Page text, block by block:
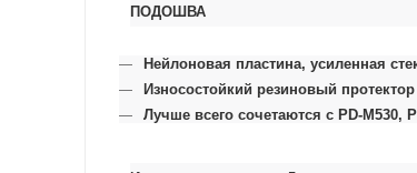
ПОДОШВА
Нейлоновая пластина, усиленная
Износостойкий резиновый
Лучше всего сочетаются с PD-M530,